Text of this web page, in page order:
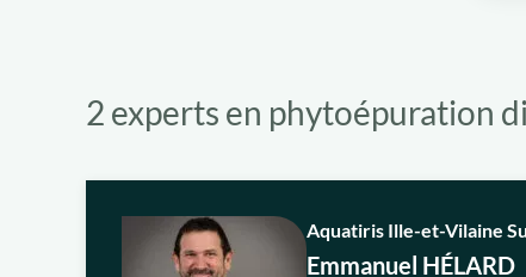
2 experts en phytoépuration
Aquatiris Ille-et-Vilaine
Emmanuel HÉLARD